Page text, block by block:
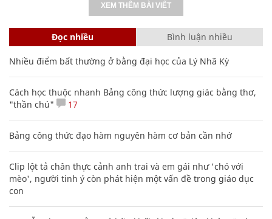
XEM THÊM BÀI VIẾT
Đọc nhiều Bình luận nhiều
Nhiều điểm bất thường ở bằng đại học của Lý Nhã Kỳ
Cách học thuộc nhanh Bảng công thức lượng giác bằng thơ,
"thần chú"
17
Bảng công thức đạo hàm nguyên hàm cơ bản cần nhớ
Clip lột tả chân thực cảnh anh trai và em gái như 'chó với
mèo', người tinh ý còn phát hiện một vấn đề trong giáo dục
con